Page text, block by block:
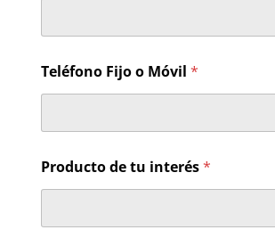
Teléfono Fijo o Móvil *
Producto de tu interés*